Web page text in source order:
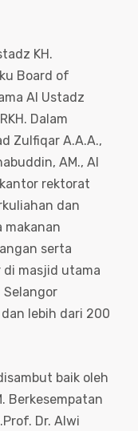
KH.
Board of
Al Ustadz
Dalam
Zulfiqar A.A.A.,
AM., Al
rektorat
dan
makanan
serta
di masjid utama
Selangor
lebih dari 200
baik oleh
Berkesempatan
Dr. Alwi